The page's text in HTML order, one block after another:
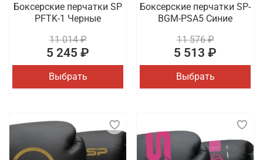
Боксерские перчатки SP
PFTK-1 Черные
11 014 ₽
5 245 ₽
Выбрать
Боксерские перчатки SP-
BGM-PSA5 Синие
11 576 ₽
5 513 ₽
Выбрать